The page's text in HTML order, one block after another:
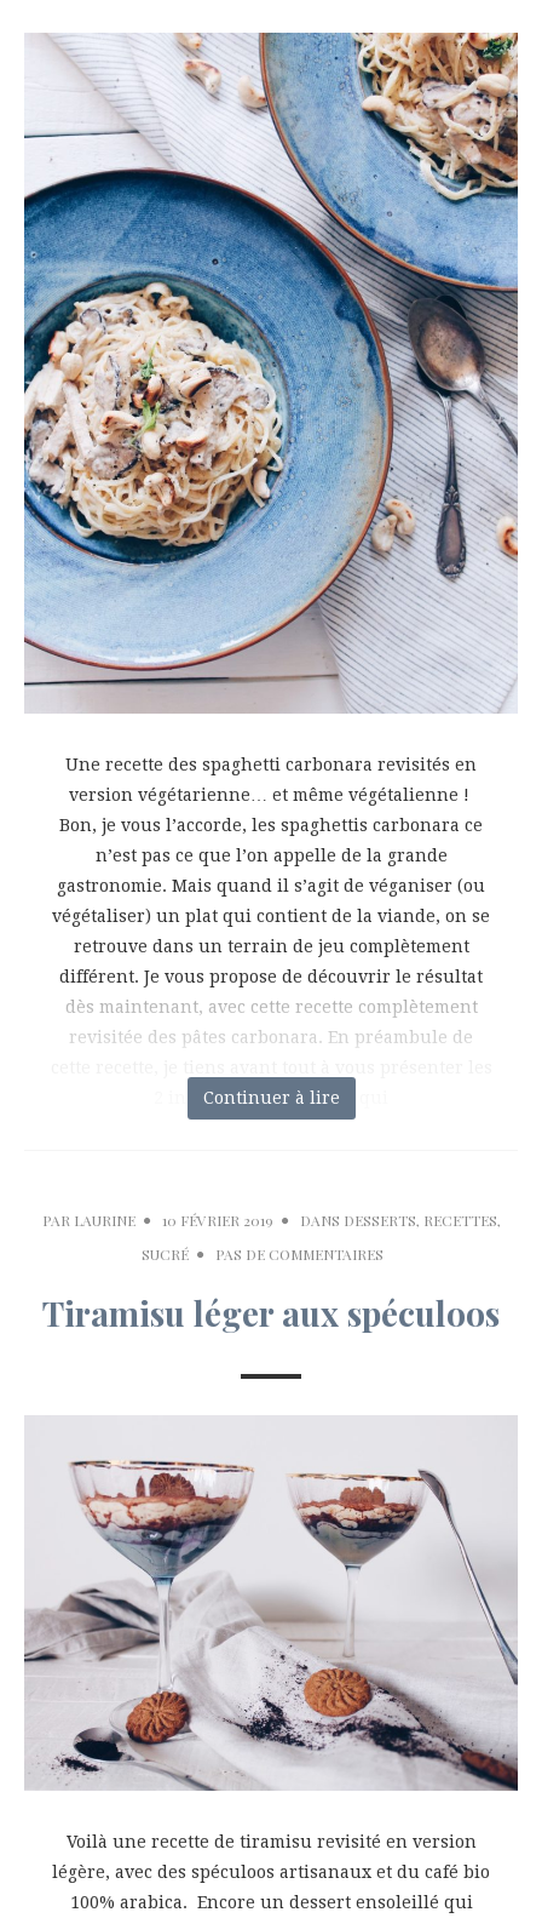
Une recette des spaghetti carbonara revisités en
version végétarienne… et même végétalienne !
Bon, je vous l’accorde, les spaghettis carbonara ce
n’est pas ce que l’on appelle de la grande
gastronomie. Mais quand il s’agit de véganiser (ou
végétaliser) un plat qui contient de la viande, on se
retrouve dans un terrain de jeu complètement
différent. Je vous propose de découvrir le résultat
dès maintenant, avec cette recette complètement
revisitée des pâtes carbonara. En préambule de
2 ingrédients magiques qui
Continuer à lire
PAR LAURINE 10 FÉVRIER 2019 DANS DESSERTS, RECETTES,
SUCRÉ
PAS DE COMMENTAIRES
Tiramisu léger aux spéculoos
Voilà une recette de tiramisu revisité en version
légère, avec des spéculoos artisanaux et du café bio
100% arabica. Encore un dessert ensoleillé qui